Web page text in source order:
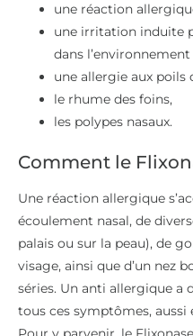
une réaction
une irritation induite
dans
une allergie aux poils
le rhume des foins,
les polypes nasaux.
Comment le
Une réaction allergique
écoulement nasal, de
palais ou sur la peau), de
visage, ainsi que d’un nez
séries. Un anti allergique a
tous ces symptômes, aussi